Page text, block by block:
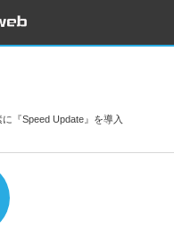
『Speed Update』を導入